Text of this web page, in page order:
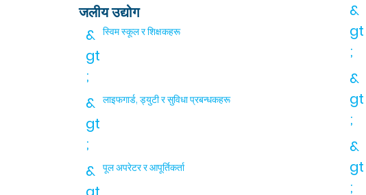
&
gt
;
स्विम स्कूल र शिक्षकहरू
&
gt
;
लाइफगार्ड, ड्युटी र सुविधा प्रबन्धकहरू
&
पूल अपरेटर र आपूर्तिकर्ता
जलीय उद्योग
&
gt
;
&
gt
;
&
gt
;